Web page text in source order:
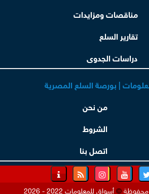
مناقصات ومزايدات
تقارير السلع
دراسات الجدوى
| بورصة السلع المصرية
من نحن
الشروط
اتصل بنا
محفوظة©أسواق للمعلومات 2022 - 2026